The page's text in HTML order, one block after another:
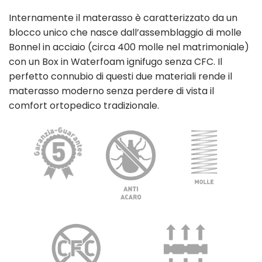
Internamente il materasso è caratterizzato da un
blocco unico che nasce dall’assemblaggio di molle
Bonnel in acciaio (circa 400 molle nel matrimoniale)
con un Box in Waterfoam ignifugo senza CFC. Il
perfetto connubio di questi due materiali rende il
materasso moderno senza perdere di vista il
comfort ortopedico tradizionale.